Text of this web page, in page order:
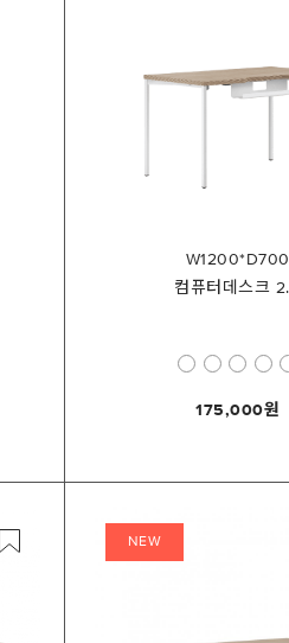
W1200*D700
컴퓨터데스크
175,000
NEW